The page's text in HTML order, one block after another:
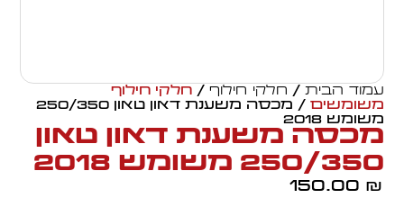
עמוד הבית / חלקי חילוף /חלקי חילוף
משומשים
/ מכסה משענת דאון טאון 250/350
משומש 2018
מכסה משענת דאון טאון
250/350 משומש 2018
150.00 ₪